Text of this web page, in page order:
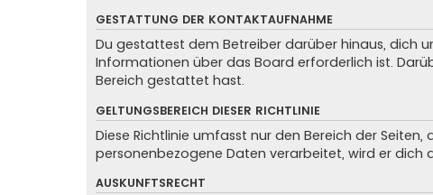
GESTATTUNG DER KONTAKTAUFNAHME
Du gestattest dem Betreiber darüber hinaus, dich
Informationen über das Board erforderlich ist.
Bereich gestattet hast.
GELTUNGSBEREICH DIESER RICHTLINIE
Diese Richtlinie umfasst nur den Bereich der
personenbezogene Daten verarbeitet, wird er dich
AUSKUNFTSRECHT